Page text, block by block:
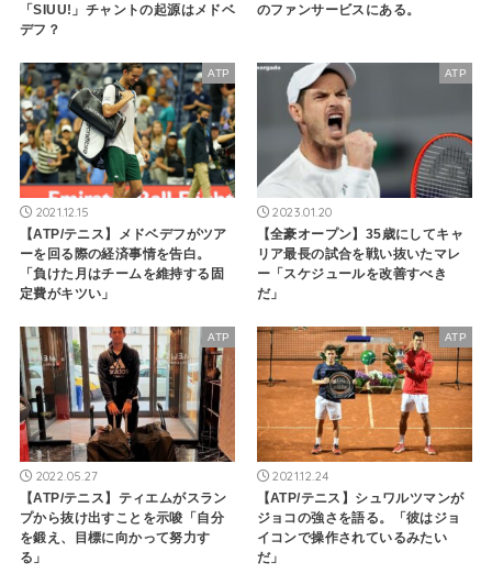
「SIUU!」チャントの起源はメドベ
デフ？
のファンサービスにある。
ATP
2021.12.15
【ATP/テニス】メドベデフがツア
ーを回る際の経済事情を告白。
「負けた月はチームを維持する固
定費がキツい」
ATP
2023.01.20
【全豪オープン】35歳にしてキャ
リア最長の試合を戦い抜いたマレ
ー「スケジュールを改善すべき
だ」
ATP
2022.05.27
【ATP/テニス】ティエムがスラン
プから抜け出すことを示唆「自分
を鍛え、目標に向かって努力す
る」
ATP
2021.12.24
【ATP/テニス】シュワルツマンが
ジョコの強さを語る。「彼はジョ
イコンで操作されているみたい
だ」